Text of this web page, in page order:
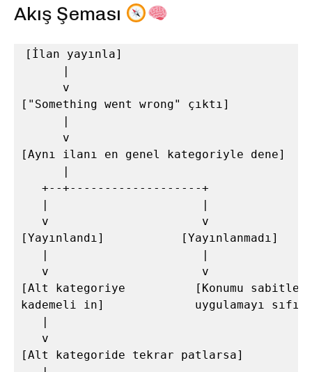
Akış Şeması
[İlan yayınla]
      v
["Something went wrong" çıktı]
      v
[Aynı ilanı en genel kategoriyle dene]
   +--+-------------------+
   v                      v
[Yayınlandı]           [Yayınlanmadı]
   v                      v
[Alt kategoriye          [Konumu sabitle
kademeli in]             uygulamayı
   v
[Alt kategoride tekrar patlarsa]